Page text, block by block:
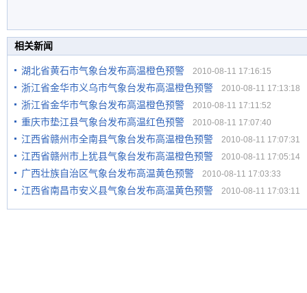
相关新闻
湖北省黄石市气象台发布高温橙色预警 2010-08-11 17:16:15
浙江省金华市义乌市气象台发布高温橙色预警 2010-08-11 17:13:18
浙江省金华市气象台发布高温橙色预警 2010-08-11 17:11:52
重庆市垫江县气象台发布高温红色预警 2010-08-11 17:07:40
江西省赣州市全南县气象台发布高温橙色预警 2010-08-11 17:07:31
江西省赣州市上犹县气象台发布高温橙色预警 2010-08-11 17:05:14
广西壮族自治区气象台发布高温黄色预警 2010-08-11 17:03:33
江西省南昌市安义县气象台发布高温黄色预警 2010-08-11 17:03:11